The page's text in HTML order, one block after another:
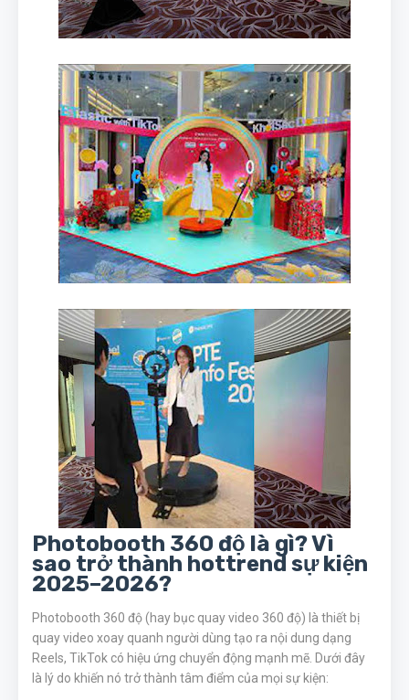
Photobooth 360 độ là gì? Vì
sao trở thành hottrend sự kiện
2025–2026?
Photobooth 360 độ (hay bục quay video 360 độ) là thiết bị
quay video xoay quanh người dùng tạo ra nội dung dạng
Reels, TikTok có hiệu ứng chuyển động mạnh mẽ. Dưới đây
là lý do khiến nó trở thành tâm điểm của mọi sự kiện: